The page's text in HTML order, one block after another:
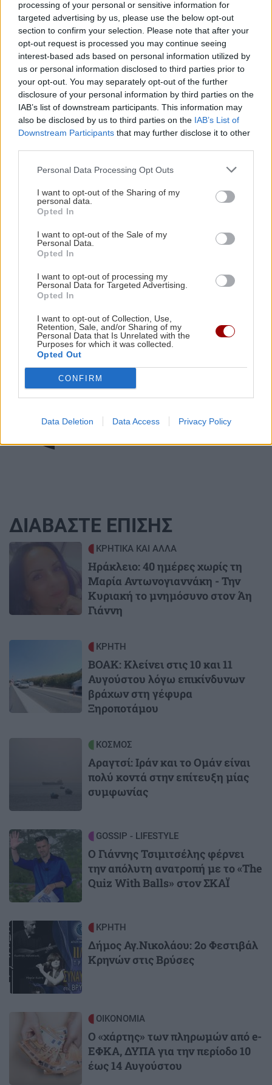
processing of your personal or sensitive information for
targeted advertising by us, please use the below opt-out
section to confirm your selection. Please note that after your
opt-out request is processed you may continue seeing
interest-based ads based on personal information utilized by
us or personal information disclosed to third parties prior to
your opt-out. You may separately opt-out of the further
disclosure of your personal information by third parties on the
IAB’s list of downstream participants. This information may
also be disclosed by us to third parties on the IAB’s List of
Downstream Participants that may further disclose it to other
Personal Data Processing Opt Outs
I want to opt-out of the Sharing of my
personal data.
Opted In
I want to opt-out of the Sale of my
Personal Data.
Opted In
I want to opt-out of processing my
Personal Data for Targeted Advertising.
Opted In
I want to opt-out of Collection, Use,
Retention, Sale, and/or Sharing of my
Personal Data that Is Unrelated with the
Purposes for which it was collected.
Opted Out
CONFIRM
Data Deletion Data Access Privacy Policy
15:09
ΚΟΣΜΟΣ
Αραγτσί: Ιράν και το Ομάν είναι πολύ κοντά
στην επίτευξη μίας συμφωνίας
15:00
GOSSIP - LIFESTYLE
Ο Γιάννης Τσιμιτσέλης φέρνει την απόλυτη
ανατροπή με το «The Quiz With Balls» στον
ΣΚΑΪ
Δήμος Αγ.Νικολάου: 2ο Φεστιβάλ Κρηνών στις
Βρύσες
Ο «χάρτης» των πληρωμών από e-ΕΦΚΑ, ΔΥΠΑ
για την περίοδο 10 έως 14 Αυγούστου
Σε 57χρονη γυναίκα ανήκει η σορός
στον Λυκαβηττό, από πτώση ο θάνατος
ΑΘΛΗΤΙΚΑ
ΟΦΗ: Ο νεαρότερος κάτοχος
μηνών! (βίντεο)
ΠΟΛΙΤΙΚΗ
Η σύσκεψη του Ευάγγελου Τυρνά και
η αναφορά του στις πυρκαγιές του
Ρεθύμνου
ΟΦΗ: Έφυγαν 7.000 εισιτήρια για το
Super Cup με την ΑΕΚ
ΔΙΑΒΑΣΤΕ ΕΠΙΣΗΣ
ΚΡΗΤΙΚΑ ΚΑΙ ΑΛΛΑ
Ηράκλειο: 40 ημέρες χωρίς τη
Μαρία Αντωνογιαννάκη - Την
Κυριακή το μνημόσυνο στον Άη
Γιάννη
ΚΡΗΤΗ
ΒΟΑΚ: Κλείνει στις 10 και 11
Αυγούστου λόγω επικίνδυνων
βράχων στη γέφυρα
Ξηροποτάμου
ΚΟΣΜΟΣ
Αραγτσί: Ιράν και το Ομάν είναι
πολύ κοντά στην επίτευξη μίας
συμφωνίας
Image GOSSIP - LIFESTYLE
Ο Γιάννης Τσιμιτσέλης φέρνει
την απόλυτη ανατροπή με το «The
Quiz With Balls» στον ΣΚΑΪ
Image ΚΡΗΤΗ
Δήμος Αγ.Νικολάου: 2ο Φεστιβάλ
Κρηνών στις Βρύσες
ΟΙΚΟΝΟΜΙΑ
Ο «χάρτης» των πληρωμών από e-
ΕΦΚΑ, ΔΥΠΑ για την περίοδο 10
έως 14 Αυγούστου